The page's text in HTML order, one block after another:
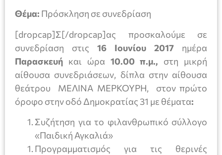
Θέμα: Πρόσκληση σε συνεδρίαση
[dropcap]Σ[/dropcap]ας προσκαλούμε σε
συνεδρίαση στις 16 Ιουνίου 2017 ημέρα
Παρασκευή και ώρα 10.00 π.μ., στη μικρή
αίθουσα συνεδριάσεων, δίπλα στην αίθουσα
θεάτρου ΜΕΛΙΝΑ ΜΕΡΚΟΥΡΗ, στον πρώτο
όροφο στην οδό Δημοκρατίας 31 με θέματα:
Συζήτηση για το φιλανθρωπικό σύλλογο
«Παιδική Αγκαλιά»
Προγραμματισμός για τις θερινές